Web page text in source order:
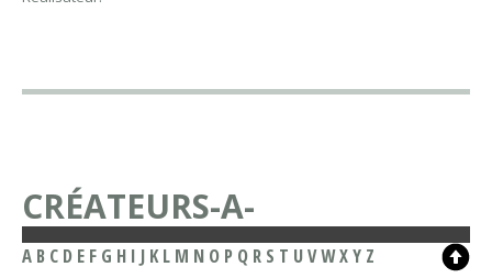
CRÉATEURS-A-
A B C D E F G H I J K L M N O P Q R S T UVWXY Z